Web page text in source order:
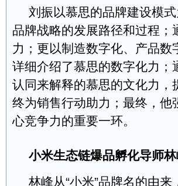
刘振以慕思的品牌建设模
品牌战略的发展路径和过程；
力；更以制造数字化、产品
详细介绍了慕思的数字化力
认同来解释的慕思的文化力
终为销售行动助力；最终，
心竞争力的重要一环。
小米生态链爆品孵化导师
林峰从“小米”品牌名的由